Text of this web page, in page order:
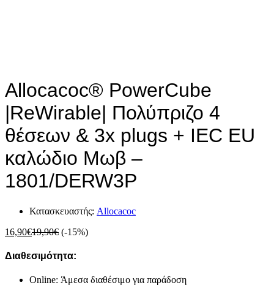
Allocacoc® PowerCube
|ReWirable| Πολύπριζο 4
θέσεων & 3x plugs + IEC EU
καλώδιο Μωβ –
1801/DERW3P
Κατασκευαστής: Allocacoc
16,90€19,90€ (-15%)
Διαθεσιμότητα:
Online: Άμεσα διαθέσιμο για παράδοση